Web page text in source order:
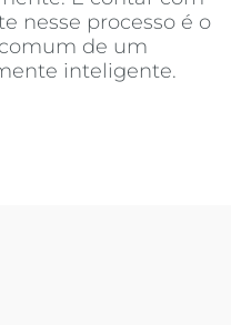
nesse processo é o
de um
inteligente.